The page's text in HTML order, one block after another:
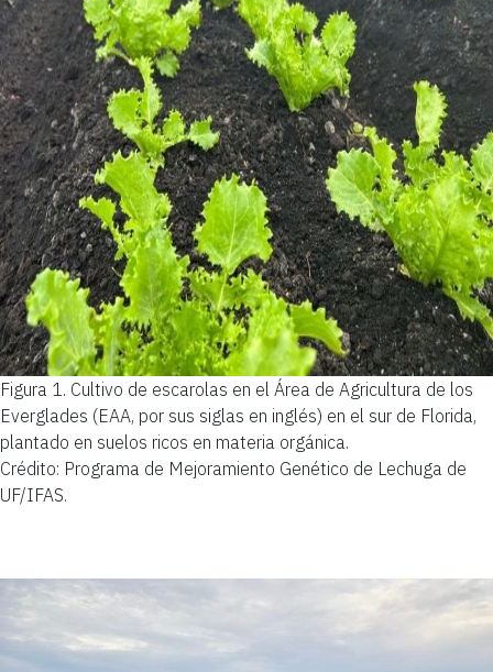
Figura 1. Cultivo de escarolas en el Área de Agricultura de los
Everglades (EAA, por sus siglas en inglés) en el sur de Florida,
plantado en suelos ricos en materia orgánica.
Crédito: Programa de Mejoramiento Genético de Lechuga de
UF/IFAS.